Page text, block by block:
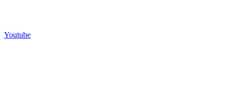
Youtube